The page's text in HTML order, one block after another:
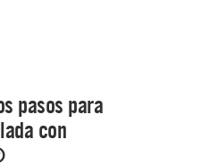
pasos para
con